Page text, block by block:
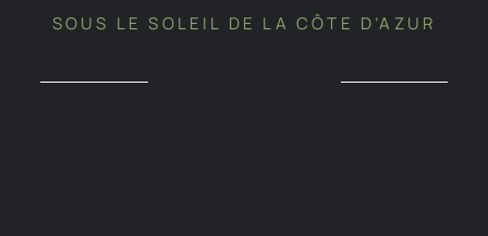
SOUS LE SOLEIL DE LA CÔTE D’AZUR